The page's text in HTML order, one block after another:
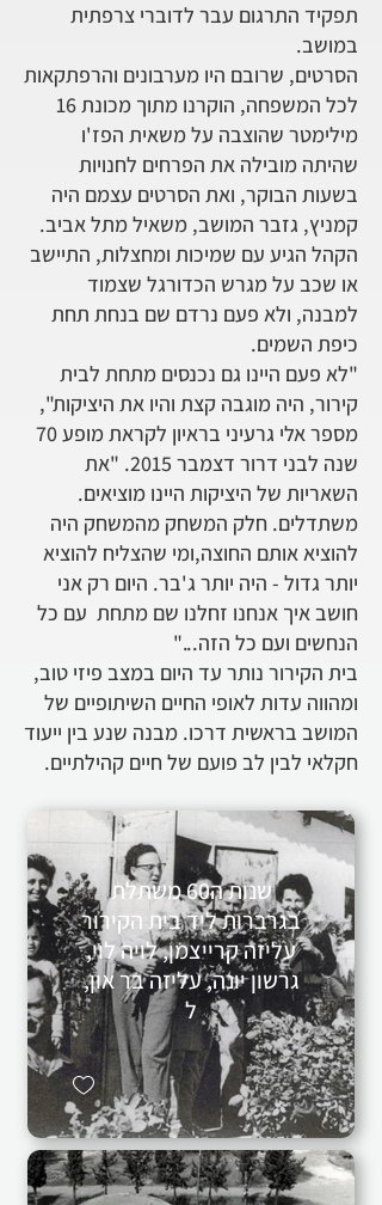
תפקיד התרגום עבר לדוברי צרפתית
במושב.
הסרטים, שרובם היו מערבונים והרפתקאות
לכל המשפחה, הוקרנו מתוך מכונת 16
מילימטר שהוצבה על משאית הפז'ו
שהיתה מובילה את הפרחים לחנויות
בשעות הבוקר, ואת הסרטים עצמם היה
קמניץ, גזבר המושב, משאיל מתל אביב.
הקהל הגיע עם שמיכות ומחצלות, התיישב
או שכב על מגרש הכדורגל שצמוד
למבנה, ולא פעם נרדם שם בנחת תחת
כיפת השמים.
"לא פעם היינו גם נכנסים מתחת לבית
קירור, היה מוגבה קצת והיו את היציקות",
מספר אלי גרעיני בראיון לקראת מופע 70
שנה לבני דרור דצמבר 2015. "את
השאריות של היציקות היינו מוציאים.
משתדלים. חלק המשחק מהמשחק היה
להוציא אותם החוצה,ומי שהצליח להוציא
יותר גדול - היה יותר ג'בר. היום רק אני
חושב איך אנחנו זחלנו שם מתחת עם כל
הנחשים ועם כל הזה..."
בית הקירור נותר עד היום במצב פיזי טוב,
ומהווה עדות לאופי החיים השיתופיים של
המושב בראשית דרכו. מבנה שנע בין ייעוד
חקלאי לבין לב פועם של חיים קהילתיים.
שנות ה60 משתלת
בגרברות ליד בית הקירור
עליזה קרייצמן, לויה לוי,
גרשון יונה, עליזה בר און,
ל